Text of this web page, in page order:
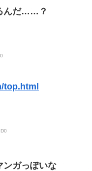
んだ……？
top.html
ンガっぽいな